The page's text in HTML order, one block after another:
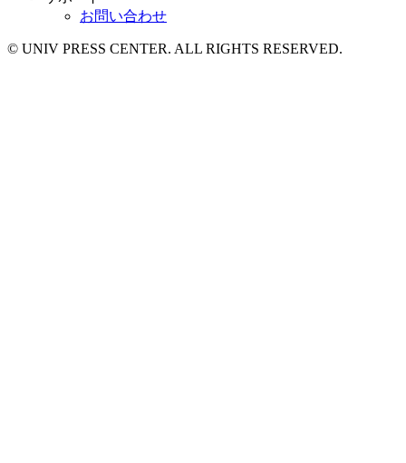
お問い合わせ
© UNIV PRESS CENTER. ALL RIGHTS RESERVED.